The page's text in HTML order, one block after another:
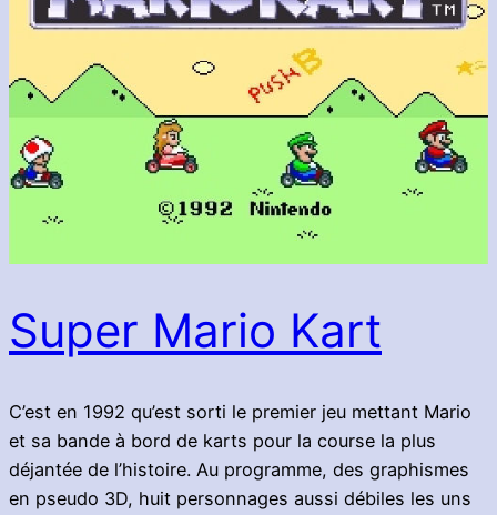
Super Mario Kart
C’est en 1992 qu’est sorti le premier jeu mettant Mario
et sa bande à bord de karts pour la course la plus
déjantée de l’histoire. Au programme, des graphismes
en pseudo 3D, huit personnages aussi débiles les uns